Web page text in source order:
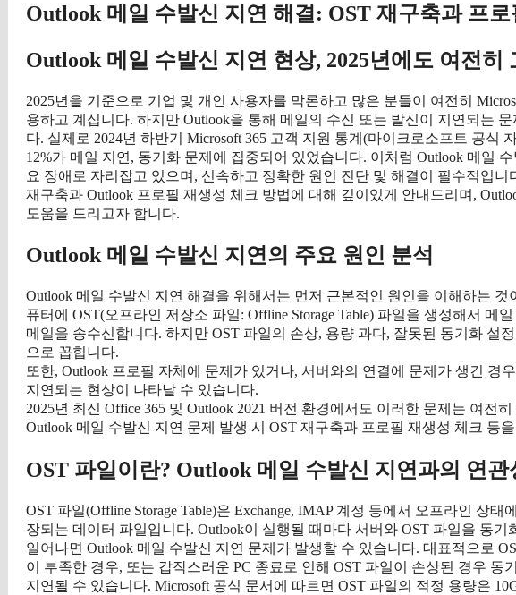
Outlook 메일 수발신 지연 해결: OST 재구축과 프
Outlook 메일 수발신 지연 현상, 2025년에도 여전히
2025년을 기준으로 기업 및 개인 사용자를 막론하고 많은 분들이 여전히
용하고 계십니다. 하지만 Outlook을 통해 메일의 수신 또는 발신이 지연되는
다. 실제로 2024년 하반기 Microsoft 365 고객 지원 통계(마이크로소프트 공식
12%가 메일 지연, 동기화 문제에 집중되어 있었습니다. 이처럼 Outlook 메일
요 장애로 자리잡고 있으며, 신속하고 정확한 원인 진단 및 해결이 필수적입니
재구축과 Outlook 프로필 재생성 체크 방법에 대해 깊이있게 안내드리며,
도움을 드리고자 합니다.
Outlook 메일 수발신 지연의 주요 원인 분석
Outlook 메일 수발신 지연 해결을 위해서는 먼저 근본적인 원인을 이해하는
퓨터에 OST(오프라인 저장소 파일: Offline Storage Table) 파일을 생성해서 메
메일을 송수신합니다. 하지만 OST 파일의 손상, 용량 과다, 잘못된 동기화 설
으로 꼽힙니다.
또한, Outlook 프로필 자체에 문제가 있거나, 서버와의 연결에 문제가 생긴 경
지연되는 현상이 나타날 수 있습니다.
2025년 최신 Office 365 및 Outlook 2021 버전 환경에서도 이러한 문제는 여전
Outlook 메일 수발신 지연 문제 발생 시 OST 재구축과 프로필 재생성 체크 등
OST 파일이란? Outlook 메일 수발신 지연과의 연관
OST 파일(Offline Storage Table)은 Exchange, IMAP 계정 등에서 오프라인 상
장되는 데이터 파일입니다. Outlook이 실행될 때마다 서버와 OST 파일을 동기
일어나면 Outlook 메일 수발신 지연 문제가 발생할 수 있습니다. 대표적으로
이 부족한 경우, 또는 갑작스러운 PC 종료로 인해 OST 파일이 손상된 경우 동
지연될 수 있습니다. Microsoft 공식 문서에 따르면 OST 파일의 적정 용량은